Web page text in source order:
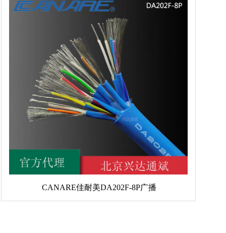
CANARE佳耐美DA202F-8P广播